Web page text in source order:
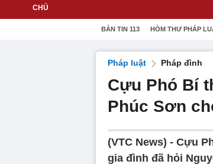
BẢN TIN 113 HÒM THƯ PHÁP
Pháp luật Pháp đình
Cựu Phó Bí
Phúc Sơn
(VTC News) - Cựu
gia đình đã hỏi